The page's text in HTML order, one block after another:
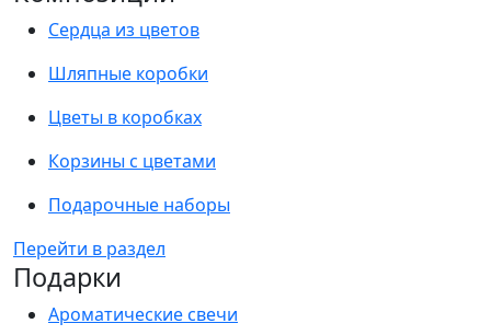
Сердца из цветов
Шляпные коробки
Цветы в коробках
Корзины с цветами
Подарочные наборы
Перейти в раздел
Подарки
Ароматические свечи